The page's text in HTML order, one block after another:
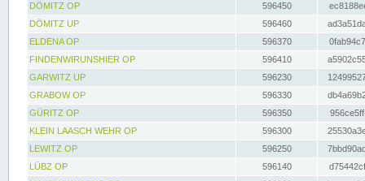
DÖMITZ OP
596450
DÖMITZ UP
596460
ELDENA OP
596370
FINDENWIRUNSHIER OP
596410
GARWITZ UP
596230
GRABOW OP
596330
GÜRITZ OP
596350
KLEIN LAASCH WEHR OP
596300
LEWITZ OP
596250
LÜBZ OP
596140